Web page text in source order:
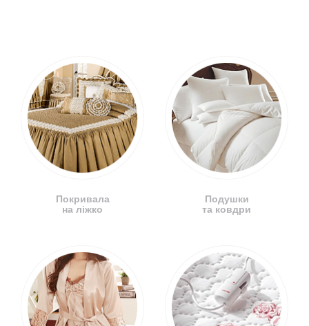
Покривала
на ліжко
Подушки
та ковдри